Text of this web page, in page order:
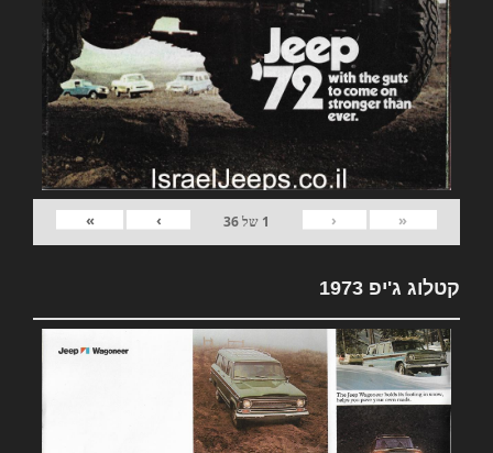
«
‹
1 של36
›
»
קטלוג ג'יפ 1973